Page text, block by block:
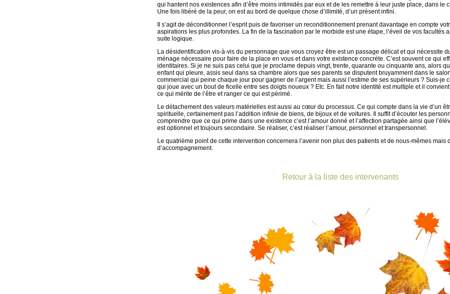
qui hantent nos existences afin d’être moins intimidés par eux et de les remettre à leur juste place, dans le
Une fois libéré de la peur, on est au bord de quelque chose d’illimité, d’un présent infini.
Il s’agit de déconditionner l’esprit puis de favoriser un reconditionnement prenant davantage en compte
aspirations les plus profondes. La fin de la fascination par le morbide est une étape, l’éveil de vos facultés
suite logique.
La désidentification vis-à-vis du personnage que vous croyez être est un passage délicat et qui nécessite
ménage nécessaire pour faire de la place en vous et dans votre existence concrète. C’est souvent ce qui
identitaires. Si je ne suis pas celui que je proclame depuis vingt, trente, quarante ou cinquante ans, alors
enfant qui pleure, assis seul dans sa chambre alors que ses parents se disputent bruyamment dans le
commercial qui peine chaque jour pour gagner de l’argent mais aussi l’estime de ses supérieurs ? Suis-je
qui joue avec un bout de ficelle entre ses doigts noueux ? Etc. En fait notre identité est multiple et il
ce qui mérite de l’être et ranger ce qui est périmé.
Le détachement des valeurs matérielles est aussi au cœur du processus. Ce qui compte dans la vie d’un
spirituelle, certainement pas l’addition infinie de biens, de bijoux et de voitures. Il suffit d’écouter les
comprendre que ce qui prime dans une existence c’est l’amour donné et l’affection partagée ainsi que
est optionnel et toujours secondaire. Se réaliser, c’est réaliser l’amour, personnel et transpersonnel.
Le quatrième point de cette intervention concernera l’avenir non plus des patients et de nous-mêmes mais
d’accompagnement.
Retour à la liste des intervenants